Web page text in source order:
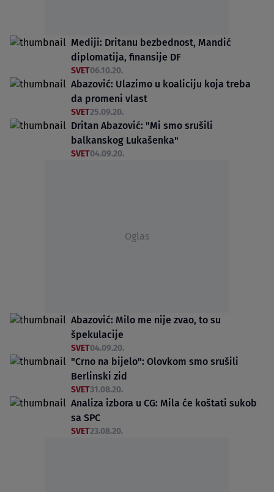
Mediji: Dritanu bezbednost, Mandić
diplomatija, finansije DF
SVET06.10.20.
Abazović: Ulazimo u koaliciju koja treba
da promeni vlast
SVET25.09.20.
Dritan Abazović: "Mi smo srušili
balkanskog Lukašenka"
SVET04.09.20.
Oglas
Abazović: Milo me nije zvao, to su
špekulacije
SVET04.09.20.
"Crno na bijelo": Olovkom smo srušili
Berlinski zid
SVET31.08.20.
Analiza izbora u CG: Mila će koštati sukob
sa SPC
SVET23.08.20.